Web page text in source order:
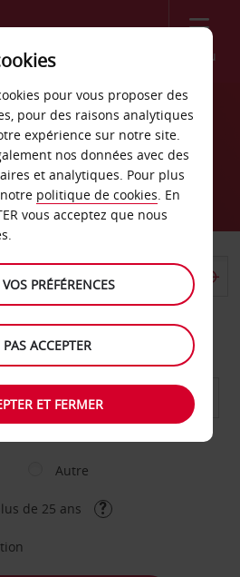
Menu
voiture
Hailey
agence de retour
DATE DE RETOUR
Autre
de 25 ans
pour vous proposer des
pour des raisons analytiques
expérience sur notre site.
nos données avec des
et analytiques. Pour plus
politique de cookies. En
vous acceptez que nous
PRÉFÉRENCES
ACCEPTER
ET FERMER